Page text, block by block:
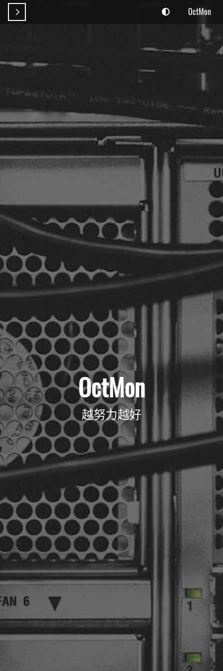
 OctMon
OctMon
越努力越好